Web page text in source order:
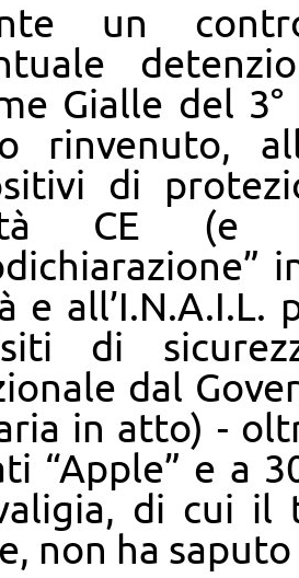
un
Gialle del
rinvenuto,
di
CE (e
e
di
dal
in atto) -
“Apple” e a
di cui il
non ha